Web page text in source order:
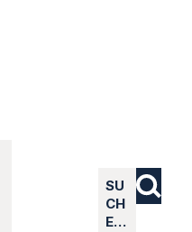
SU
CH
E…